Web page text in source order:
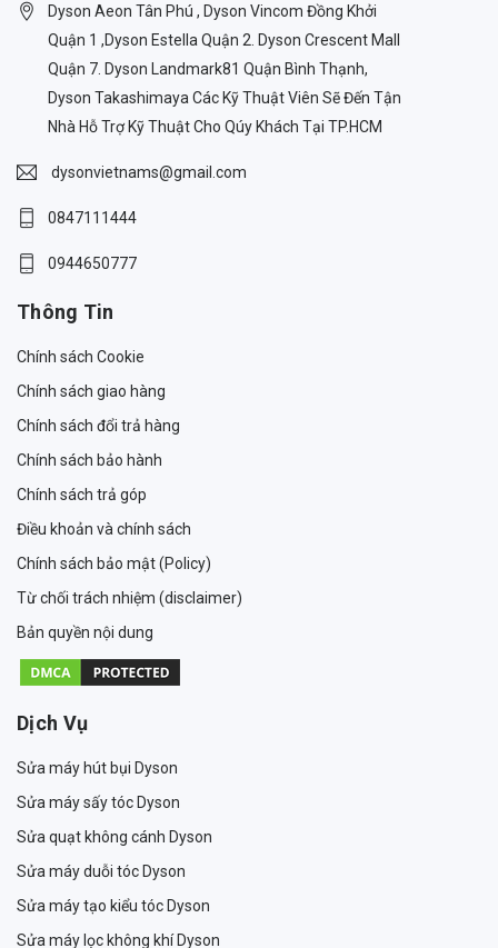
Dyson Aeon Tân Phú , Dyson Vincom Đồng Khởi
Quận 1 ,Dyson Estella Quận 2. Dyson Crescent Mall
Quận 7. Dyson Landmark81 Quận Bình Thạnh,
Dyson Takashimaya Các Kỹ Thuật Viên Sẽ Đến Tận
Nhà Hỗ Trợ Kỹ Thuật Cho Qúy Khách Tại TP.HCM
dysonvietnams@gmail.com
0847111444
0944650777
Thông Tin
Chính sách Cookie
Chính sách giao hàng
Chính sách đổi trả hàng
Chính sách bảo hành
Chính sách trả góp
Điều khoản và chính sách
Chính sách bảo mật (Policy)
Từ chối trách nhiệm (disclaimer)
Bản quyền nội dung
Dịch Vụ
Sửa máy hút bụi Dyson
Sửa máy sấy tóc Dyson
Sửa quạt không cánh Dyson
Sửa máy duỗi tóc Dyson
Sửa máy tạo kiểu tóc Dyson
Sửa máy lọc không khí Dyson